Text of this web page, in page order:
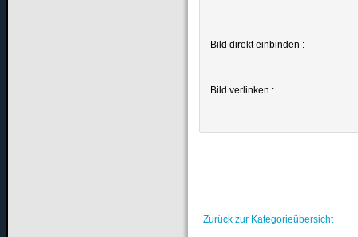
Bild direkt einbinden :
Bild verlinken :
Zurück zur Kategorieübersicht